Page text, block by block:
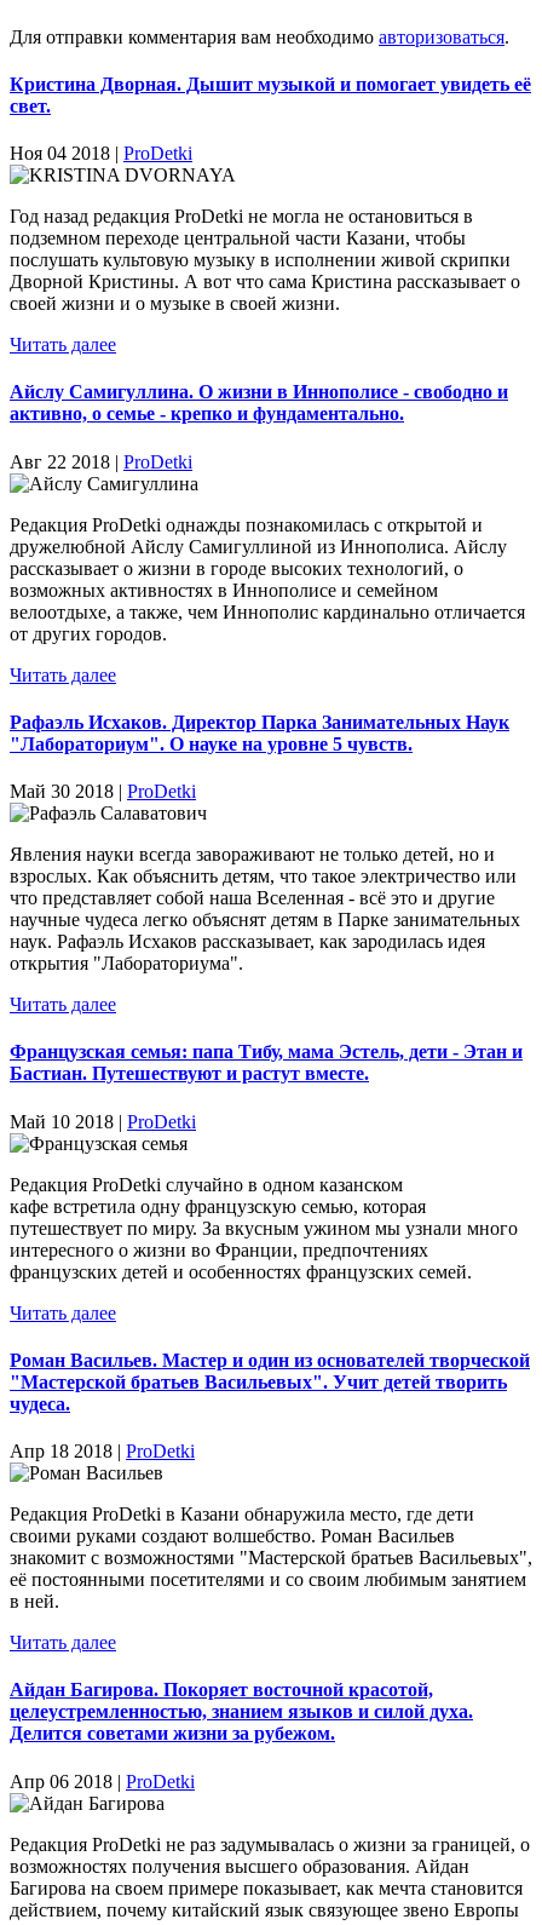
Для отправки комментария вам необходимо авторизоваться.
Кристина Дворная. Дышит музыкой и помогает увидеть её
свет.
Ноя 04 2018 | ProDetki
Год назад редакция ProDetki не могла не остановиться в
подземном переходе центральной части Казани, чтобы
послушать культовую музыку в исполнении живой скрипки
Дворной Кристины. А вот что сама Кристина рассказывает о
своей жизни и о музыке в своей жизни.
Читать далее
Айслу Самигуллина. О жизни в Иннополисе - свободно и
активно, о семье - крепко и фундаментально.
Авг 22 2018 | ProDetki
Редакция ProDetki однажды познакомилась с открытой и
дружелюбной Айслу Самигуллиной из Иннополиса. Айслу
рассказывает о жизни в городе высоких технологий, о
возможных активностях в Иннополисе и семейном
велоотдыхе, а также, чем Иннополис кардинально отличается
от других городов.
Читать далее
Рафаэль Исхаков. Директор Парка Занимательных Наук
"Лабораториум". О науке на уровне 5 чувств.
Май 30 2018 | ProDetki
Явления науки всегда завораживают не только детей, но и
взрослых. Как объяснить детям, что такое электричество или
что представляет собой наша Вселенная - всё это и другие
научные чудеса легко объяснят детям в Парке занимательных
наук. Рафаэль Исхаков рассказывает, как зародилась идея
открытия "Лабораториума".
Читать далее
Французская семья: папа Тибу, мама Эстель, дети - Этан и
Бастиан. Путешествуют и растут вместе.
Май 10 2018 | ProDetki
Редакция ProDetki случайно в одном казанском
кафе встретила одну французскую семью, которая
путешествует по миру. За вкусным ужином мы узнали много
интересного о жизни во Франции, предпочтениях
французских детей и особенностях французских семей.
Читать далее
Роман Васильев. Мастер и один из основателей творческой
"Мастерской братьев Васильевых". Учит детей творить
чудеса.
Апр 18 2018 | ProDetki
Редакция ProDetki в Казани обнаружила место, где дети
своими руками создают волшебство. Роман Васильев
знакомит с возможностями "Мастерской братьев Васильевых",
её постоянными посетителями и со своим любимым занятием
в ней.
Читать далее
Айдан Багирова. Покоряет восточной красотой,
целеустремленностью, знанием языков и силой духа.
Делится советами жизни за рубежом.
Апр 06 2018 | ProDetki
Редакция ProDetki не раз задумывалась о жизни за границей, о
возможностях получения высшего образования. Айдан
Багирова на своем примере показывает, как мечта становится
действием, почему китайский язык связующее звено Европы